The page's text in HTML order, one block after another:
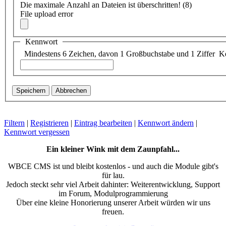
Die maximale Anzahl an Dateien ist überschritten! (8)
File upload error
Kennwort
Mindestens 6 Zeichen, davon 1 Großbuchstabe und 1 Ziffer
Filtern | Registrieren | Eintrag bearbeiten | Kennwort ändern |
Kennwort vergessen
Ein kleiner Wink mit dem Zaunpfahl...
WBCE CMS ist und bleibt kostenlos - und auch die Module gibt's
für lau.
Jedoch steckt sehr viel Arbeit dahinter: Weiterentwicklung, Support
im Forum, Modulprogrammierung
Über eine kleine Honorierung unserer Arbeit würden wir uns
freuen.